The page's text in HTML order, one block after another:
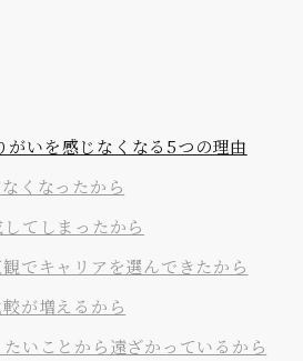
がいを感じなくなる5つの理由
くなったから
てしまったから
でキャリアを選んできたから
が増えるから
いことから遠ざかっているから